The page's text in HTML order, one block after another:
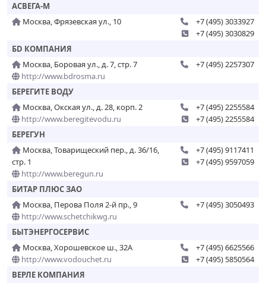
АСВЕГА-М
Москва, Фрязевская ул., 10
+7 (495) 3033927
+7 (495) 3030829
БD КОМПАНИЯ
Москва, Боровая ул., д. 7, стр. 7
http://www.bdrosma.ru
+7 (495) 2257307
БЕРЕГИТЕ ВОДУ
Москва, Окская ул., д. 28, корп. 2
http://www.beregitevodu.ru
+7 (495) 2255584
+7 (495) 2255584
БЕРЕГУН
Москва, Товарищеский пер., д. 36/16,
стр. 1
http://www.beregun.ru
+7 (495) 9117411
+7 (495) 9597059
БИТАР ПЛЮС ЗАО
Москва, Перова Поля 2-й пр., 9
http://www.schetchikwg.ru
+7 (495) 3050493
БЫТЭНЕРГОСЕРВИС
Москва, Хорошевское ш., 32А
http://www.vodouchet.ru
+7 (495) 6625566
+7 (495) 5850564
ВЕРЛЕ КОМПАНИЯ